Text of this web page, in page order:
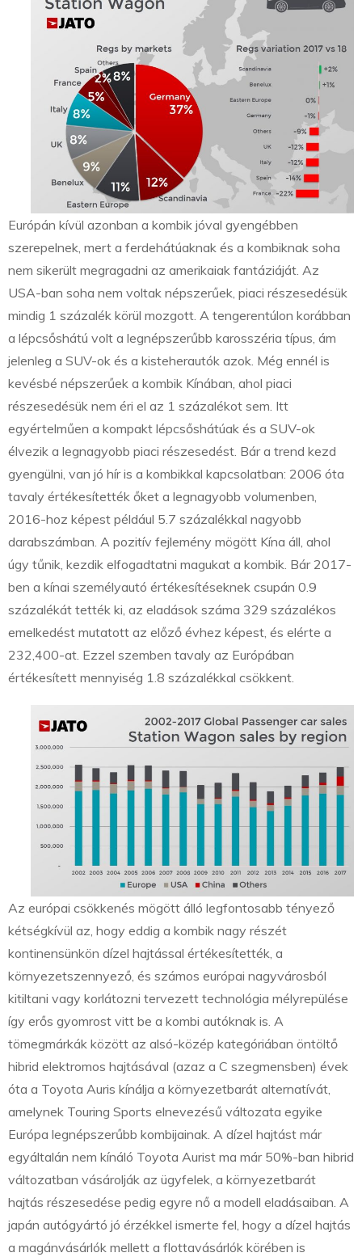
Európán kívül azonban a kombik jóval gyengébben
szerepelnek, mert a ferdehátúaknak és a kombiknak soha
nem sikerült megragadni az amerikaiak fantáziáját. Az
USA-ban soha nem voltak népszerűek, piaci részesedésük
mindig 1 százalék körül mozgott. A tengerentúlon korábban
a lépcsőshátú volt a legnépszerűbb karosszéria típus, ám
jelenleg a SUV-ok és a kisteherautók azok. Még ennél is
kevésbé népszerűek a kombik Kínában, ahol piaci
részesedésük nem éri el az 1 százalékot sem. Itt
egyértelműen a kompakt lépcsőshátúak és a SUV-ok
élvezik a legnagyobb piaci részesedést. Bár a trend kezd
gyengülni, van jó hír is a kombikkal kapcsolatban: 2006 óta
tavaly értékesítették őket a legnagyobb volumenben,
2016-hoz képest például 5.7 százalékkal nagyobb
darabszámban. A pozitív fejlemény mögött Kína áll, ahol
úgy tűnik, kezdik elfogadtatni magukat a kombik. Bár 2017-
ben a kínai személyautó értékesítéseknek csupán 0.9
százalékát tették ki, az eladások száma 329 százalékos
emelkedést mutatott az előző évhez képest, és elérte a
232,400-at. Ezzel szemben tavaly az Európában
értékesített mennyiség 1.8 százalékkal csökkent.
Az európai csökkenés mögött álló legfontosabb tényező
kétségkívül az, hogy eddig a kombik nagy részét
kontinensünkön dízel hajtással értékesítették, a
környezetszennyező, és számos európai nagyvárosból
kitiltani vagy korlátozni tervezett technológia mélyrepülése
így erős gyomrost vitt be a kombi autóknak is. A
tömegmárkák között az alsó-közép kategóriában öntöltő
hibrid elektromos hajtásával (azaz a C szegmensben) évek
óta a Toyota Auris kínálja a környezetbarát alternatívát,
amelynek Touring Sports elnevezésű változata egyike
Európa legnépszerűbb kombijainak. A dízel hajtást már
egyáltalán nem kínáló Toyota Aurist ma már 50%-ban hibrid
változatban vásárolják az ügyfelek, a környezetbarát
hajtás részesedése pedig egyre nő a modell eladásaiban. A
japán autógyártó jó érzékkel ismerte fel, hogy a dízel hajtás
a magánvásárlók mellett a flottavásárlók körében is